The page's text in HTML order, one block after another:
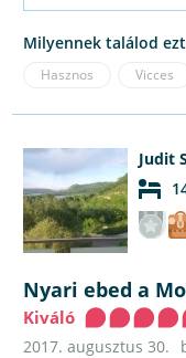
Milyennek találod
Hasznos Vicces
Judit S
Nyari ebed a
Kiváló
2017. augusztus 30.